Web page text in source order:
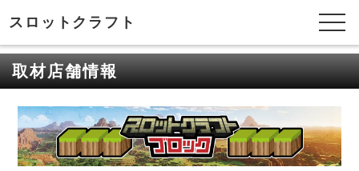
スロットクラフト
取材店舗情報